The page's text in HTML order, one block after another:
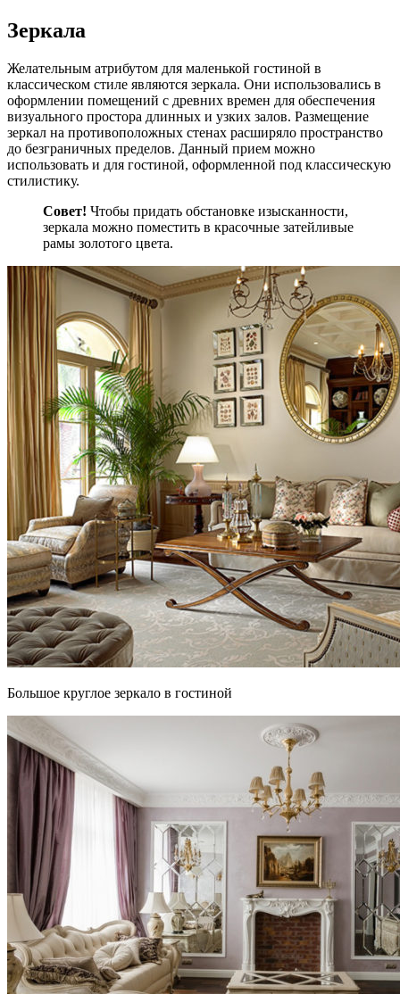
Зеркала
Желательным атрибутом для маленькой гостиной в
классическом стиле являются зеркала. Они использовались в
оформлении помещений с древних времен для обеспечения
визуального простора длинных и узких залов. Размещение
зеркал на противоположных стенах расширяло пространство
до безграничных пределов. Данный прием можно
использовать и для гостиной, оформленной под классическую
стилистику.
Совет! Чтобы придать обстановке изысканности,
зеркала можно поместить в красочные затейливые
рамы золотого цвета.
Большое круглое зеркало в гостиной